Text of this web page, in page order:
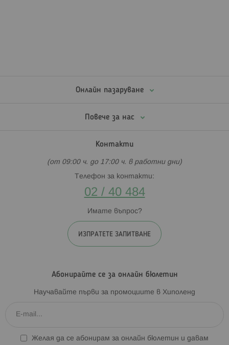
Онлайн пазаруване
Повече за нас
Контакти
(от 09:00 ч. до 17:00 ч. в работни дни)
Телефон за контакти:
02 / 40 484
Имате въпрос?
ИЗПРАТЕТЕ ЗАПИТВАНЕ
Абонирайте се за онлайн бюлетин
Научавайте първи за промоциите в Хиполенд
Желая да се абонирам за онлайн бюлетин и давам